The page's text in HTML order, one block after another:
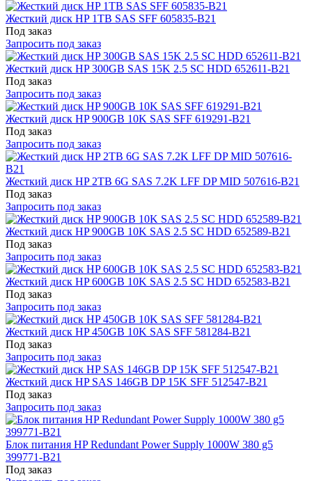
Жесткий диск HP 1TB SAS SFF 605835-B21
Под заказ
Запросить под заказ
Жесткий диск HP 300GB SAS 15K 2.5 SC HDD 652611-B21
Под заказ
Запросить под заказ
Жесткий диск HP 900GB 10K SAS SFF 619291-B21
Под заказ
Запросить под заказ
Жесткий диск HP 2TB 6G SAS 7.2K LFF DP MID 507616-B21
Под заказ
Запросить под заказ
Жесткий диск HP 900GB 10K SAS 2.5 SC HDD 652589-B21
Под заказ
Запросить под заказ
Жесткий диск HP 600GB 10K SAS 2.5 SC HDD 652583-B21
Под заказ
Запросить под заказ
Жесткий диск HP 450GB 10K SAS SFF 581284-B21
Под заказ
Запросить под заказ
Жесткий диск HP SAS 146GB DP 15K SFF 512547-B21
Под заказ
Запросить под заказ
Блок питания HP Redundant Power Supply 1000W 380 g5
399771-B21
Под заказ